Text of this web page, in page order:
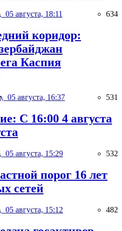
05 августа, 18:11 634
коридор:
Каспия
05 августа, 16:37 531
С 16:00 4 августа
05 августа, 15:29 532
порог 16 лет
сетей
05 августа, 15:12 482